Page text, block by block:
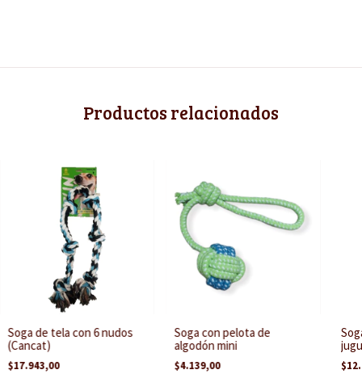
Productos relacionados
Soga de tela con 6 nudos
(Cancat)
$17.943,00
Soga con pelota de
algodón mini
$4.139,00